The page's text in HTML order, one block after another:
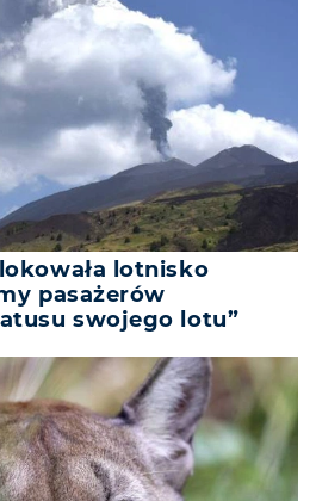
lotnisko
pasażerów
swojego lotu”